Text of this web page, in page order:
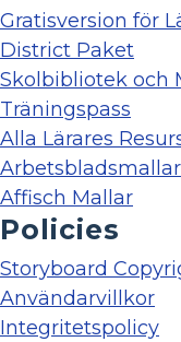
Gratisversion för
District Paket
Skolbibliotek och
Träningspass
Alla Lärares
Arbetsbladsmallar
Affisch Mallar
Policies
Storyboard
Användarvillkor
Integritetspolicy